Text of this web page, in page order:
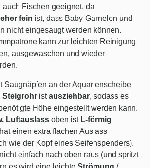
auch Fischen geeignet, da
fein ist, dass Baby-Garnelen und
nicht eingesaugt werden können.
kann zur leichten Reinigung
ausgewaschen und wieder
Saugnäpfen an der Aquarienscheibe
Steigrohr istausziehbar, sodass es
Höhe eingestellt werden kann.
Luftauslass oben istL-förmig
einen extra flachen Auslass
wie der Kopf eines Seifenspenders).
einfach nach oben raus (und spritzt